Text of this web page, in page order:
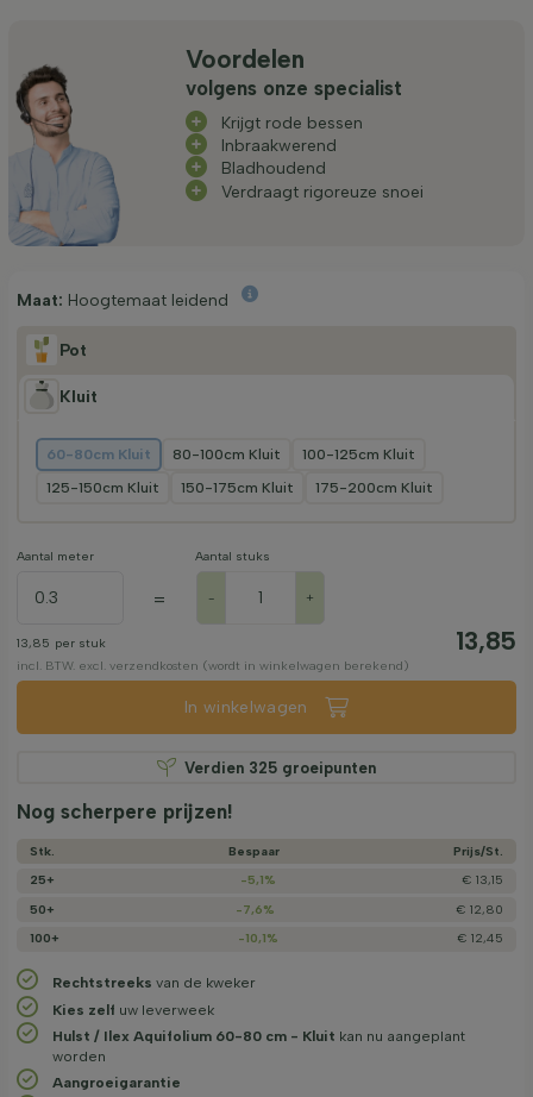
Voordelen
volgens onze specialist
Krijgt rode bessen
Inbraakwerend
Bladhoudend
Verdraagt rigoreuze snoei
Maat: Hoogtemaat leidend
Kluit
Pot
60-80cm Kluit 80-100cm Kluit
100-125cm Kluit
125-150cm Kluit
150-175cm Kluit 175-200cm Kluit
Aantal meter
=
Aantal stuks
- +
13,85 per stuk 13,85
incl. BTW. excl. verzendkosten (wordt in winkelwagen berekend)
In winkelwagen
Verdien 325groeipunten
Nog scherpere prijzen!
Stk. Bespaar
Prijs/­St.
25+
-5,1%
€ 13,15
50+
-7,6%
€ 12,80
100+
-10,1% € 12,45
Rechtstreeks van de kweker
Kies zelf uw leverweek
Hulst / Ilex Aquifolium 60-80 cm - Kluit kan nu aangeplant
worden
Aangroeigarantie